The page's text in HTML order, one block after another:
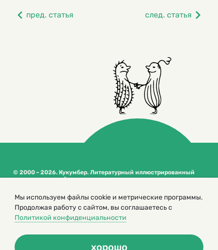
пред. статья след. статья
© 2000 – 2026. Кукумбер. Литературный иллюстрированный
журнал для детей
сайта
Политика конфиденциальности
Мы используем файлы cookie и метрические программы.
Продолжая работу с сайтом, вы соглашаетесь с
Политикой конфиденциальности
хорошо